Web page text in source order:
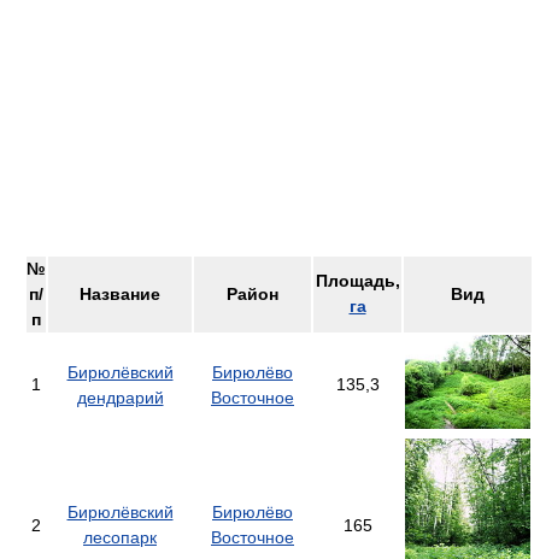
№
п/
п
Название Район
Площадь,
га
Вид
1
Бирюлёвский
дендрарий
Бирюлёво
Восточное
135,3
2
Бирюлёвский
лесопарк
Бирюлёво
Восточное
165